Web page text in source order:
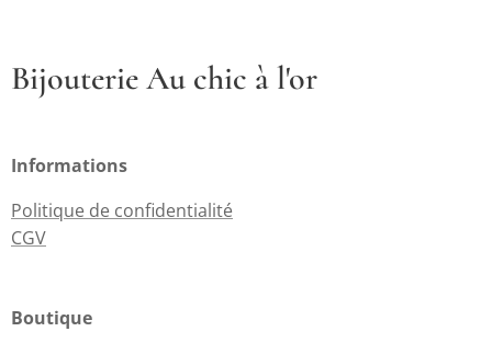
Bijouterie Au chic à l'or
Informations
Politique de confidentialité
CGV
Boutique